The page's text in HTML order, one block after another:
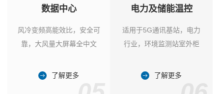
数据中心
风冷变频高能效比，安全可
靠，大风量大屏幕全中文
了解更多
电力及储能温控
适用于5G通讯基站，电力
行业，环境监测站室外柜
了解更多